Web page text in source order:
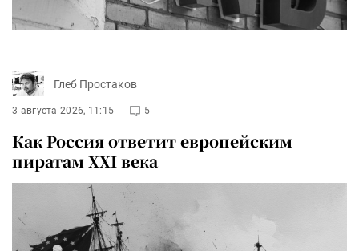
Глеб Простаков
3 августа 2026, 11:15 5
Как Россия ответит европейским
пиратам XXI века